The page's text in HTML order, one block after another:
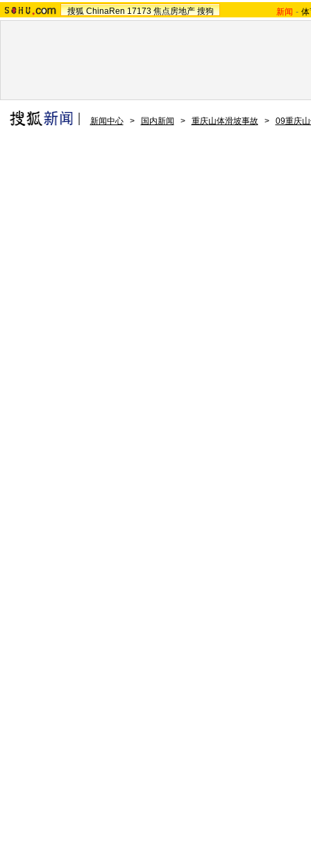
搜狐 ChinaRen 17173 焦点房地产 搜狗 新闻 -
新闻中心 > 国内新闻 > 重庆山体滑坡事故 > 09重庆